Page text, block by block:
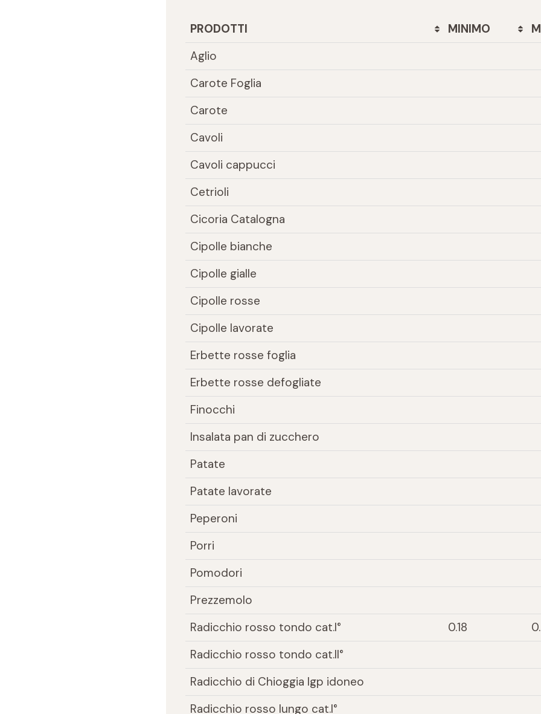
PRODOTTI MINIMO
Aglio
Carote Foglia
Carote
Cavoli
Cavoli cappucci
Cetrioli
Cicoria Catalogna
Cipolle bianche
Cipolle gialle
Cipolle rosse
Cipolle lavorate
Erbette rosse foglia
Erbette rosse defogliate
Finocchi
Insalata pan di zucchero
Patate
Patate lavorate
Peperoni
Porri
Pomodori
Prezzemolo
Radicchio rosso tondo cat.I°
0.18
Radicchio rosso tondo cat.II°
Radicchio di Chioggia Igp idoneo
Radicchio rosso lungo cat.I°